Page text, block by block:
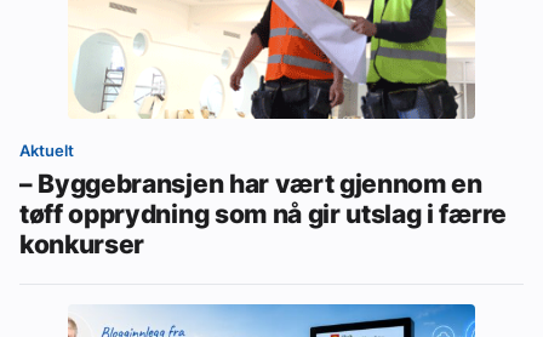
Aktuelt
– Byggebransjen har vært gjennom en
tøff opprydning som nå gir utslag i færre
konkurser